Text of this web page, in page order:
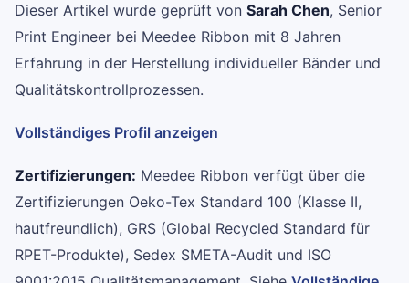
Dieser Artikel wurde geprüft von Sarah Chen, Senior
Print Engineer bei Meedee Ribbon mit 8 Jahren
Erfahrung in der Herstellung individueller Bänder und
Qualitätskontrollprozessen.
Vollständiges Profil anzeigen
Zertifizierungen: Meedee Ribbon verfügt über die
Zertifizierungen Oeko-Tex Standard 100 (Klasse II,
hautfreundlich), GRS (Global Recycled Standard für
RPET-Produkte), Sedex SMETA-Audit und ISO